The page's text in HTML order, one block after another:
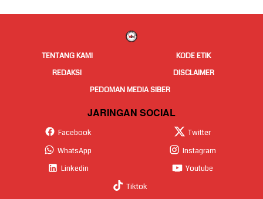
TENTANG KAMI
KODE ETIK
REDAKSI
DISCLAIMER
PEDOMAN MEDIA SIBER
JARINGAN SOCIAL
Facebook
Twitter
WhatsApp
Instagram
Linkedin
Youtube
Tiktok